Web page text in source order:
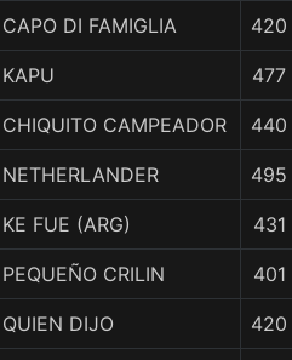
CAPO DI FAMIGLIA 420
KAPU 477
CHIQUITO CAMPEADOR 440
NETHERLANDER 495
KE FUE (ARG) 431
PEQUEÑO CRILIN 401
QUIEN DIJO 420